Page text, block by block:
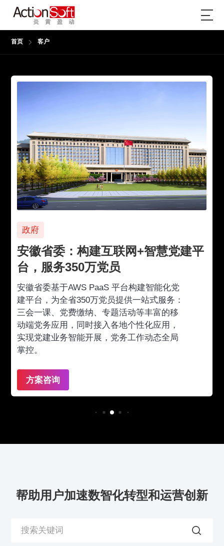
首页 客户
政府
安徽省委：构建互联网+智慧党建平
台，服务350万党员
安徽省委基于AWS PaaS 平台构建智能化党
建平台，为全省350万党员提供一站式服务：
三会一课、党费缴纳、专题活动等丰富的移
动端党务应用，同时接入各地个性化应用，
实现党建业务智能开展，党务工作动态全局
掌控。
方案咨询
帮助用户加速数智化转型和运营创新